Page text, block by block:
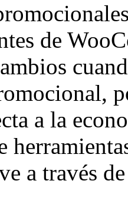
de
a la
a través